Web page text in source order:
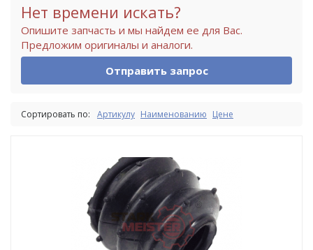
Нет времени искать?
Опишите запчасть и мы найдем ее для Вас.
Предложим оригиналы и аналоги.
Отправить запрос
Сортировать по: Артикулу Наименованию Цене